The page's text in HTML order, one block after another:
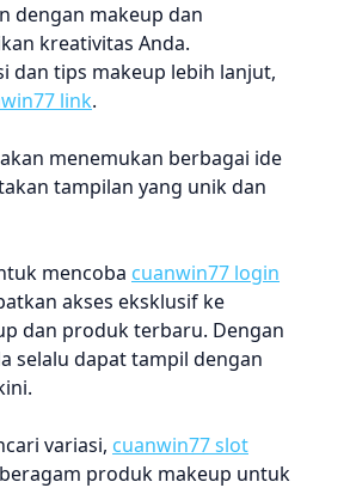
dengan makeup dan
kreativitas Anda.
dan tips makeup lebih lanjut,
link.
menemukan berbagai ide
tampilan yang unik dan
mencoba cuanwin77 login
akses eksklusif ke
dan produk terbaru. Dengan
selalu dapat tampil dengan
variasi, cuanwin77 slot
produk makeup untuk